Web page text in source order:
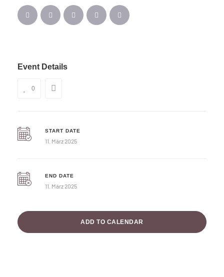
Event Details
0
START DATE
11. März 2025
END DATE
11. März 2025
ADD TO CALENDAR